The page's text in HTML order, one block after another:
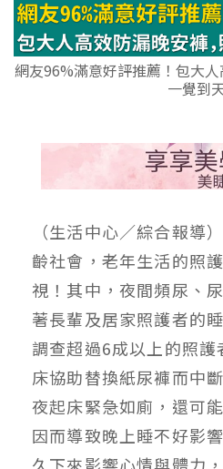
網友96%滿意好評推薦！包大
一覺到
（生活中心／綜合報導
齡社會，老年生活的照
視！其中，夜間頻尿、
著長輩及居家照護者的
調查超過6成以上的照
床協助替換紙尿褲而中
夜起床緊急如廁，還可
因而導致晚上睡不好影